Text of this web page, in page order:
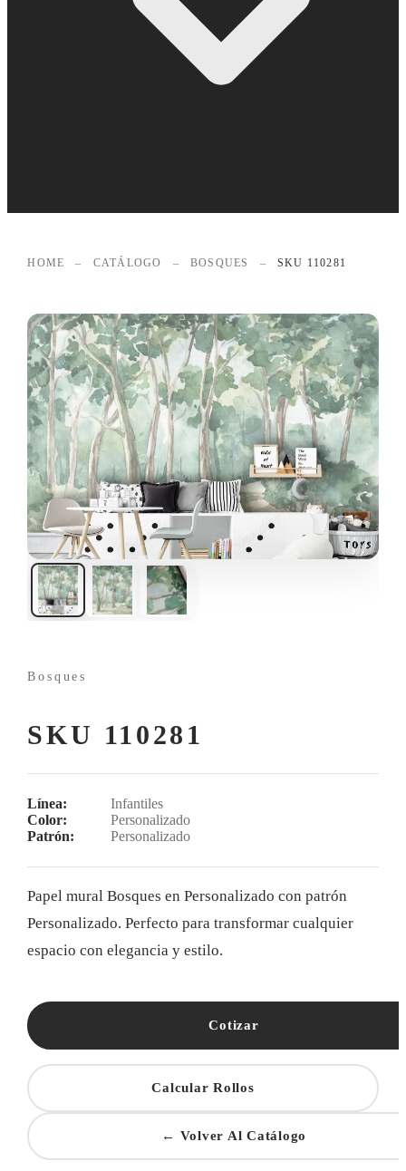
HOME – CATÁLOGO – BOSQUES – SKU 110281
Bosques
SKU 110281
Línea:
Infantiles
Color:
Personalizado
Patrón:
Personalizado
Papel mural Bosques en Personalizado con patrón
Personalizado. Perfecto para transformar cualquier
espacio con elegancia y estilo.
Cotizar
Calcular Rollos
← Volver Al Catálogo